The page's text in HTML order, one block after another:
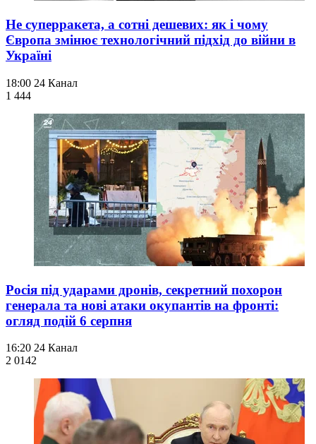
Не суперракета, а сотні дешевих: як і чому
Європа змінює технологічний підхід до війни в
Україні
18:00 24 Канал
1 444
Росія під ударами дронів, секретний похорон
генерала та нові атаки окупантів на фронті:
огляд подій 6 серпня
16:20 24 Канал
2 0142